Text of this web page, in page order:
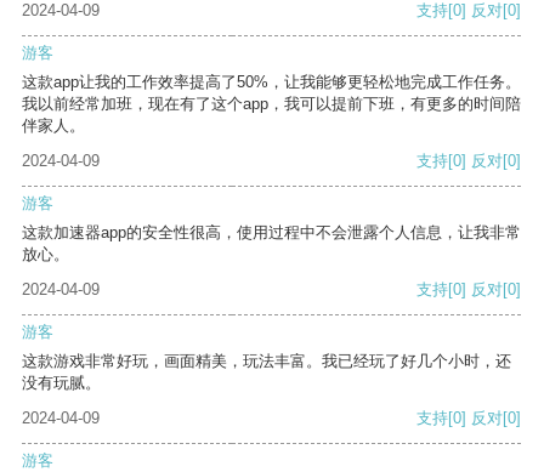
2024-04-09
支持[0] 反对[0]
游客
这款app让我的工作效率提高了50%，让我能够更轻松地完成工作任务。
我以前经常加班，现在有了这个app，我可以提前下班，有更多的时间陪
伴家人。
2024-04-09
支持[0] 反对[0]
游客
这款加速器app的安全性很高，使用过程中不会泄露个人信息，让我非常
放心。
2024-04-09
支持[0] 反对[0]
游客
这款游戏非常好玩，画面精美，玩法丰富。我已经玩了好几个小时，还
没有玩腻。
2024-04-09
支持[0] 反对[0]
游客